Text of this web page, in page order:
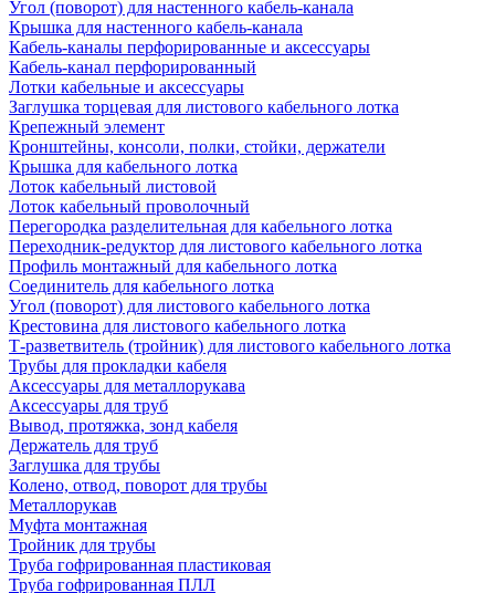
Угол (поворот) для настенного кабель-канала
Крышка для настенного кабель-канала
Кабель-каналы перфорированные и аксессуары
Кабель-канал перфорированный
Лотки кабельные и аксессуары
Заглушка торцевая для листового кабельного лотка
Крепежный элемент
Кронштейны, консоли, полки, стойки, держатели
Крышка для кабельного лотка
Лоток кабельный листовой
Лоток кабельный проволочный
Перегородка разделительная для кабельного лотка
Переходник-редуктор для листового кабельного лотка
Профиль монтажный для кабельного лотка
Соединитель для кабельного лотка
Угол (поворот) для листового кабельного лотка
Крестовина для листового кабельного лотка
Т-разветвитель (тройник) для листового кабельного лотка
Трубы для прокладки кабеля
Аксессуары для металлорукава
Аксессуары для труб
Вывод, протяжка, зонд кабеля
Держатель для труб
Заглушка для трубы
Колено, отвод, поворот для трубы
Металлорукав
Муфта монтажная
Тройник для трубы
Труба гофрированная пластиковая
Труба гофрированная ПЛЛ